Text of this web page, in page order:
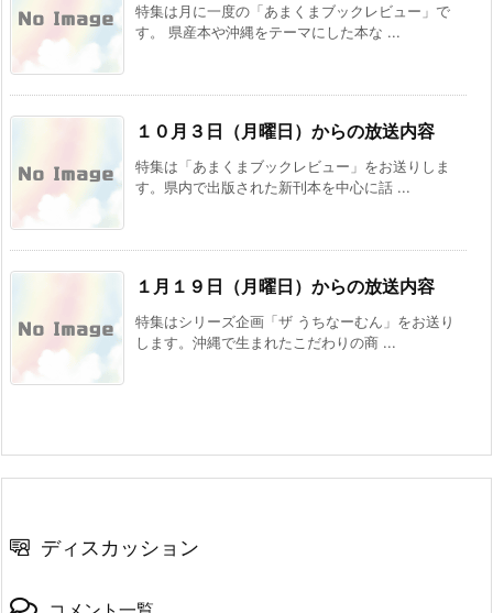
特集は月に一度の「あまくまブックレビュー」で
す。 県産本や沖縄をテーマにした本な ...
１０月３日（月曜日）からの放送内容
特集は「あまくまブックレビュー」をお送りしま
す。県内で出版された新刊本を中心に話 ...
１月１９日（月曜日）からの放送内容
特集はシリーズ企画「ザ うちなーむん」をお送り
します。沖縄で生まれたこだわりの商 ...
ディスカッション